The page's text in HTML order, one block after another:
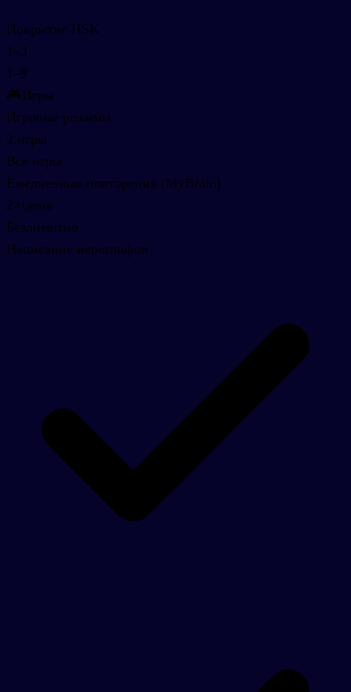
Покрытие HSK
1–3
1–9
🎮Игры
Игровые режимы
2 игры
Все игры
Ежедневные повторения (MyBrain)
2×/день
Безлимитно
Написание иероглифов